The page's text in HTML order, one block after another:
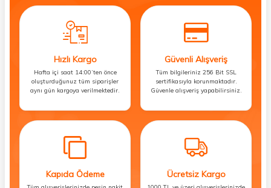
Hızlı Kargo
Hafta içi saat 14:00’ten önce
oluşturduğunuz tüm siparişler
aynı gün kargoya verilmektedir.
Güvenli Alışveriş
Tüm bilgileriniz 256 Bit SSL
sertifikasıyla korunmaktadır.
Güvenle alışveriş yapabilirsiniz.
Kapıda Ödeme Ücretsiz Kargo